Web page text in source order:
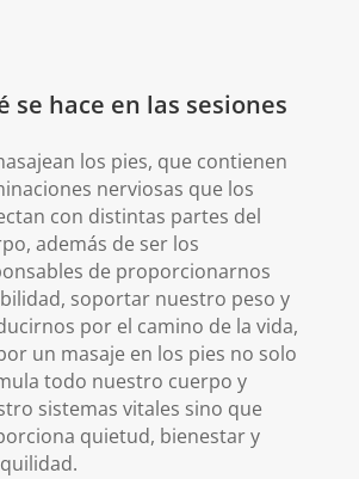
se hace en las sesiones
los pies, que contienen
nerviosas que los
con distintas partes del
además de ser los
de proporcionarnos
soportar nuestro peso y
por el camino de la vida,
un masaje en los pies no solo
todo nuestro cuerpo y
sistemas vitales sino que
quietud, bienestar y